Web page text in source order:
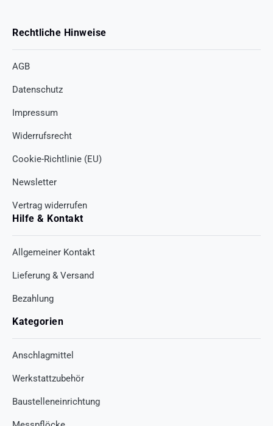
Rechtliche Hinweise
AGB
Datenschutz
Impressum
Widerrufsrecht
Cookie-Richtlinie (EU)
Newsletter
Vertrag widerrufen
Hilfe & Kontakt
Allgemeiner Kontakt
Lieferung & Versand
Bezahlung
Kategorien
Anschlagmittel
Werkstattzubehör
Baustelleneinrichtung